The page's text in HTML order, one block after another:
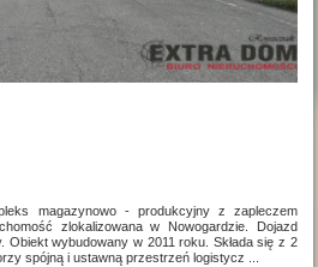
magazynowo - produkcyjny z zapleczem
zlokalizowana w Nowogardzie. Dojazd
Obiekt wybudowany w 2011 roku. Składa się z 2
spójną i ustawną przestrzeń logistycz ...